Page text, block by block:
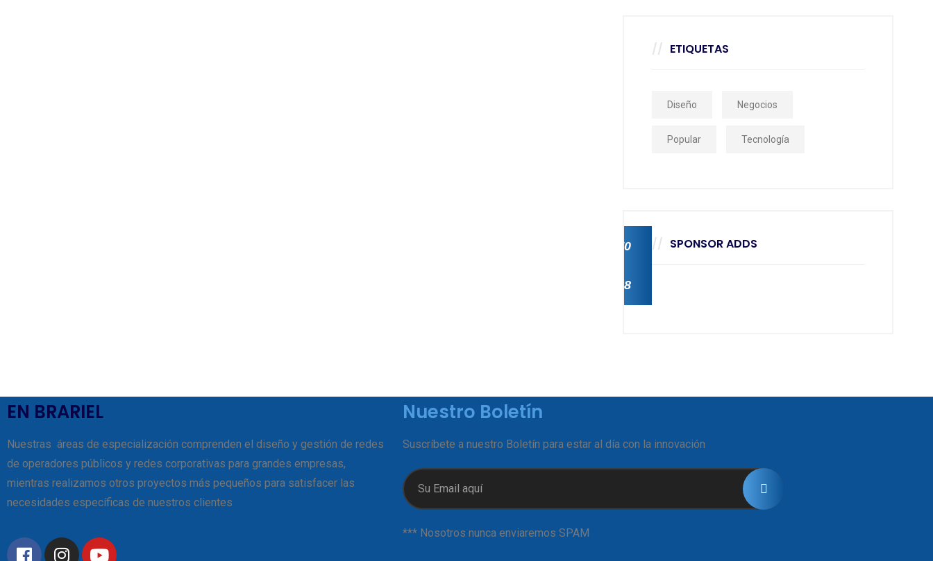
ETIQUETAS
Diseño Negocios
Popular Tecnología
SPONSOR ADDS
270
228
EN BRARIEL
Nuestras áreas de especialización comprenden el diseño y gestión de redes
de operadores públicos y redes corporativas para grandes empresas,
mientras realizamos otros proyectos más pequeños para satisfacer las
necesidades específicas de nuestros clientes
Nuestro Boletín
Suscríbete a nuestro Boletín para estar al día con la innovación
*** Nosotros nunca enviaremos SPAM